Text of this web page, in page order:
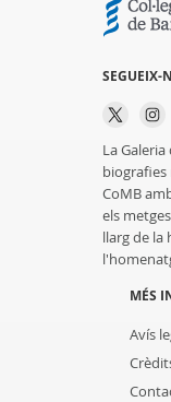
SEGUEIX-
La
biografies
CoMB
els
llarg de la
MÉS
Avís